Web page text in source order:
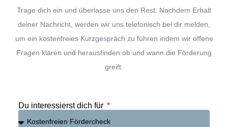
Trage dich ein und überlasse uns den Rest. Nachdem Erhalt
deiner Nachricht, werden wir uns telefonisch bei dir melden,
um ein kostenfreies Kurzgespräch zu führen indem wir offene
Fragen klären und herausfinden ob und wann die Förderung
greift.
Du interessierst dich für